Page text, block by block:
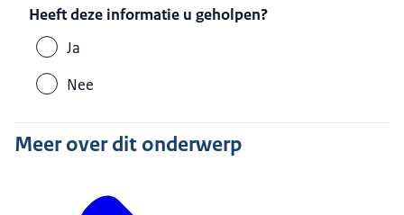
Heeft deze informatie u geholpen?
Ja
Nee
Meer over dit onderwerp